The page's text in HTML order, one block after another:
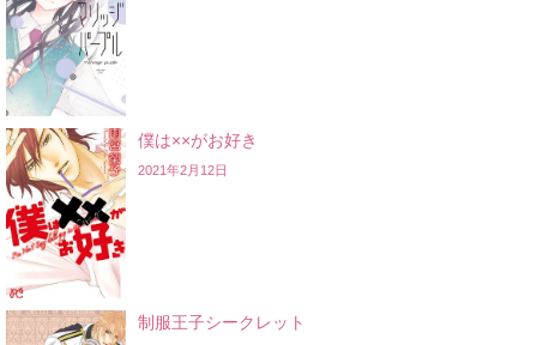
僕は××がお好き
2021年2月12日
制服王子シークレット